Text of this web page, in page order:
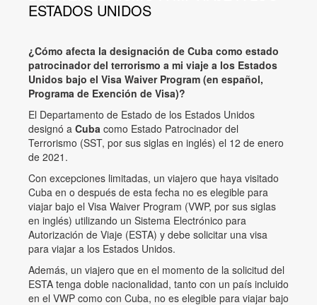
ESTADOS UNIDOS
¿Cómo afecta la designación de Cuba como estado
patrocinador del terrorismo a mi viaje a los Estados
Unidos bajo el Visa Waiver Program (en español,
Programa de Exención de Visa)?
El Departamento de Estado de los Estados Unidos
designó a Cuba como Estado Patrocinador del
Terrorismo (SST, por sus siglas en inglés) el 12 de enero
de 2021.
Con excepciones limitadas, un viajero que haya visitado
Cuba en o después de esta fecha no es elegible para
viajar bajo el Visa Waiver Program (VWP, por sus siglas
en inglés) utilizando un Sistema Electrónico para
Autorización de Viaje (ESTA) y debe solicitar una visa
para viajar a los Estados Unidos.
Además, un viajero que en el momento de la solicitud del
ESTA tenga doble nacionalidad, tanto con un país incluido
en el VWP como con Cuba, no es elegible para viajar bajo